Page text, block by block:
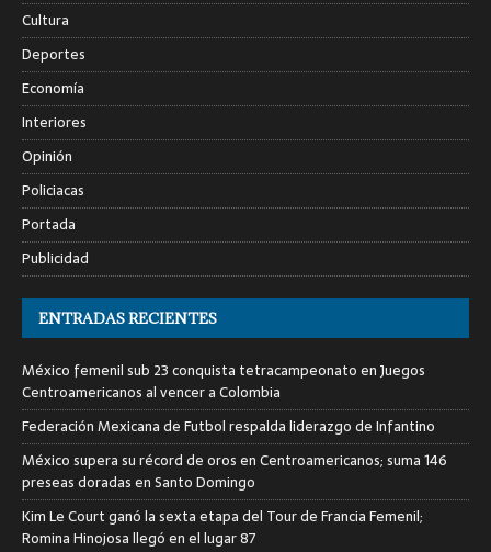
Cultura
Deportes
Economía
Interiores
Opinión
Policiacas
Portada
Publicidad
ENTRADAS RECIENTES
México femenil sub 23 conquista tetracampeonato en Juegos
Centroamericanos al vencer a Colombia
Federación Mexicana de Futbol respalda liderazgo de Infantino
México supera su récord de oros en Centroamericanos; suma 146
preseas doradas en Santo Domingo
Kim Le Court ganó la sexta etapa del Tour de Francia Femenil;
Romina Hinojosa llegó en el lugar 87